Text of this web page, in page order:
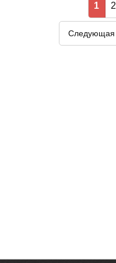
1 2
Следующая